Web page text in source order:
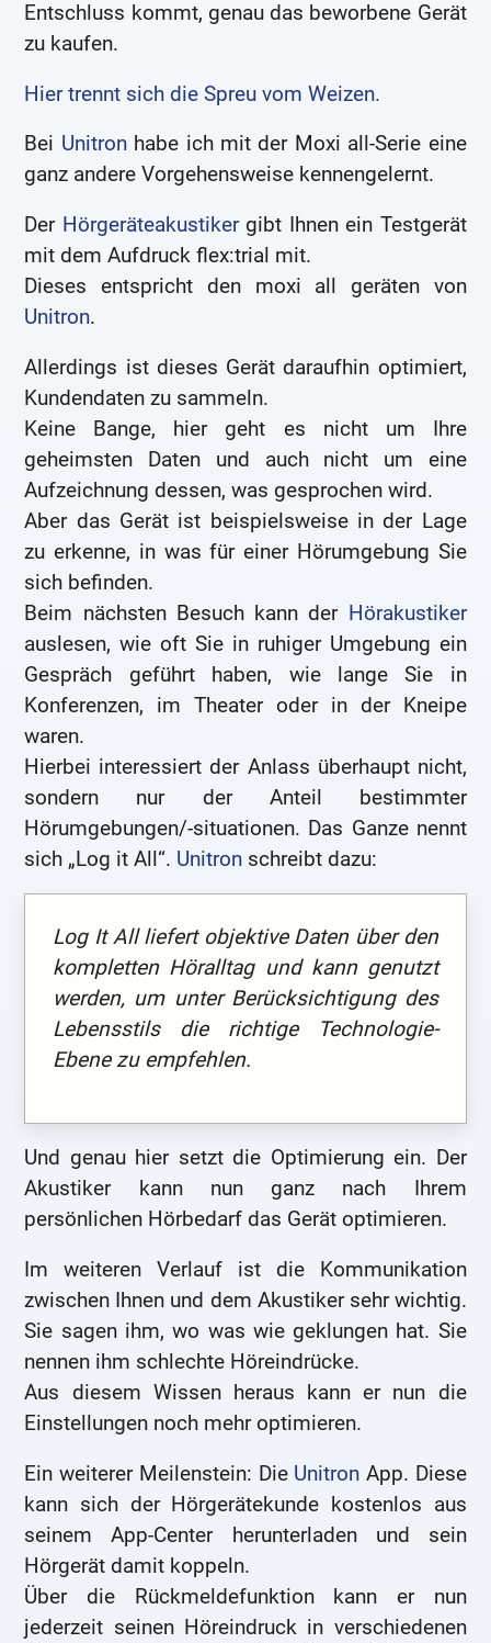
Entschluss kommt, genau das beworbene Gerät
zu kaufen.
Hier trennt sich die Spreu vom Weizen.
Bei Unitronhabe ich mit der Moxi all-Serie eine
ganz andere Vorgehensweise kennengelernt.
Der Hörgeräteakustikergibt Ihnen ein Testgerät
mit dem Aufdruck flex:trial mit.
Dieses entspricht den moxi all geräten von
Unitron.
Allerdings ist dieses Gerät daraufhin optimiert,
Kundendaten zu sammeln.
Keine Bange, hier geht es nicht um Ihre
geheimsten Daten und auch nicht um eine
Aufzeichnung dessen, was gesprochen wird.
Aber das Gerät ist beispielsweise in der Lage
zu erkenne, in was für einer Hörumgebung Sie
sich befinden.
Beim nächsten Besuch kann der Hörakustiker
auslesen, wie oft Sie in ruhiger Umgebung ein
Gespräch geführt haben, wie lange Sie in
Konferenzen, im Theater oder in der Kneipe
waren.
Hierbei interessiert der Anlass überhaupt nicht,
sondern nur der Anteil bestimmter
Hörumgebungen/-situationen. Das Ganze nennt
sich „Log it All“. Unitron schreibt dazu:
Log It All liefert objektive Daten über den
kompletten Höralltag und kann genutzt
werden, um unter Berücksichtigung des
Lebensstils die richtige Technologie-
Ebene zu empfehlen.
Und genau hier setzt die Optimierung ein. Der
Akustiker kann nun ganz nach Ihrem
persönlichen Hörbedarf das Gerät optimieren.
Im weiteren Verlauf ist die Kommunikation
zwischen Ihnen und dem Akustiker sehr wichtig.
Sie sagen ihm, wo was wie geklungen hat. Sie
nennen ihm schlechte Höreindrücke.
Aus diesem Wissen heraus kann er nun die
Einstellungen noch mehr optimieren.
Ein weiterer Meilenstein: Die Unitron App. Diese
kann sich der Hörgerätekunde kostenlos aus
seinem App-Center herunterladen und sein
Hörgerät damit koppeln.
Über die Rückmeldefunktion kann er nun
jederzeit seinen Höreindruck in verschiedenen